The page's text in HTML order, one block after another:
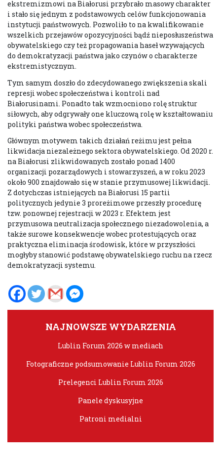
ekstremizmowi na Białorusi przybrało masowy charakter
i stało się jednym z podstawowych celów funkcjonowania
instytucji państwowych. Pozwoliło to na kwalifikowanie
wszelkich przejawów opozycyjności bądź nieposłuszeństwa
obywatelskiego czy też propagowania haseł wzywających
do demokratyzacji państwa jako czynów o charakterze
ekstremistycznym.
Tym samym doszło do zdecydowanego zwiększenia skali
represji wobec społeczeństwa i kontroli nad
Białorusinami. Ponadto tak wzmocniono rolę struktur
siłowych, aby odgrywały one kluczową rolę w kształtowaniu
polityki państwa wobec społeczeństwa.
Głównym motywem takich działań reżimu jest pełna
likwidacja niezależnego sektora obywatelskiego. Od 2020 r.
na Białorusi zlikwidowanych zostało ponad 1400
organizacji pozarządowych i stowarzyszeń, a w roku 2023
około 900 znajdowało się w stanie przymusowej likwidacji.
Z dotychczas istniejących na Białorusi 15 partii
politycznych jedynie 3 proreżimowe przeszły procedurę
tzw. ponownej rejestracji w 2023 r. Efektem jest
przymusowa neutralizacja społecznego niezadowolenia, a
także surowe konsekwencje wobec protestujących oraz
praktyczna eliminacja środowisk, które w przyszłości
mogłyby stanowić podstawę obywatelskiego ruchu na rzecz
demokratyzacji systemu.
NAJNOWSZE WYDARZENIA
Lublin Forum 2026 w mediach
Fotograficzne podsumowanie Lublin Forum 2026
Prelegenci Lublin Forum 2026
Panele dyskusyjne
Patroni medialni